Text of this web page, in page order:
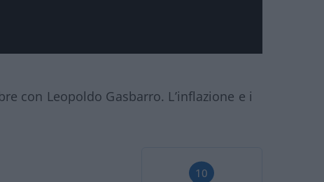
con Leopoldo Gasbarro. L’inflazione e i
10